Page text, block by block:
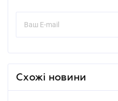
Схожі новини